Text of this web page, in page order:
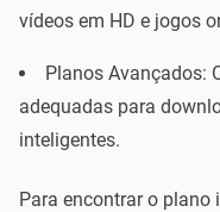
vídeos em HD e jogos
Planos Avançados:
adequadas para
inteligentes.
Para encontrar o plano